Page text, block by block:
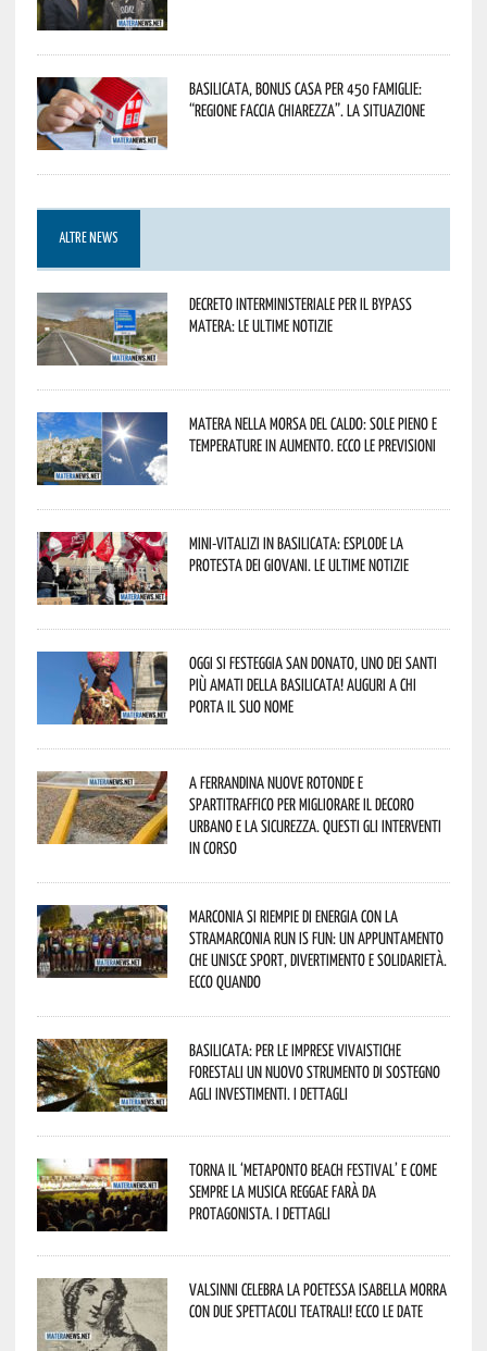
Basilicata, Bonus casa per 450 famiglie:
“Regione faccia chiarezza”. La situazione
ALTRE NEWS
Decreto interministeriale per il Bypass
Matera: le ultime notizie
Matera nella morsa del caldo: sole pieno e
temperature in aumento. Ecco le previsioni
Mini-vitalizi in Basilicata: esplode la
protesta dei giovani. Le ultime notizie
Oggi si festeggia San Donato, uno dei Santi
più amati della Basilicata! Auguri a chi
porta il suo nome
A Ferrandina nuove rotonde e
spartitraffico per migliorare il decoro
urbano e la sicurezza. Questi gli interventi
in corso
Marconia si riempie di energia con la
StraMarconia Run is Fun: un appuntamento
che unisce sport, divertimento e solidarietà.
Ecco quando
Basilicata: per le imprese vivaistiche
forestali un nuovo strumento di sostegno
agli investimenti. I dettagli
Torna il ‘Metaponto beach festival’ e come
sempre la musica reggae farà da
protagonista. I dettagli
Valsinni celebra la poetessa Isabella Morra
con due spettacoli teatrali! Ecco le date